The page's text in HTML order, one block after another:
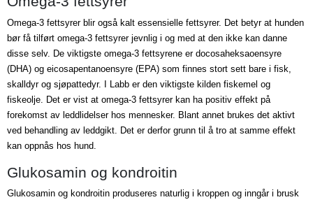
Omega-3 fettsyrer blir også kalt essensielle fettsyrer. Det betyr at hunden
bør få tilført omega-3 fettsyrer jevnlig i og med at den ikke kan danne
disse selv. De viktigste omega-3 fettsyrene er docosaheksaoensyre
(DHA) og eicosapentanoensyre (EPA) som finnes stort sett bare i fisk,
skalldyr og sjøpattedyr. I Labb er den viktigste kilden fiskemel og
fiskeolje. Det er vist at omega-3 fettsyrer kan ha positiv effekt på
forekomst av leddlidelser hos mennesker. Blant annet brukes det aktivt
ved behandling av leddgikt. Det er derfor grunn til å tro at samme effekt
kan oppnås hos hund.
Glukosamin og kondroitin
Glukosamin og kondroitin produseres naturlig i kroppen og inngår i brusk